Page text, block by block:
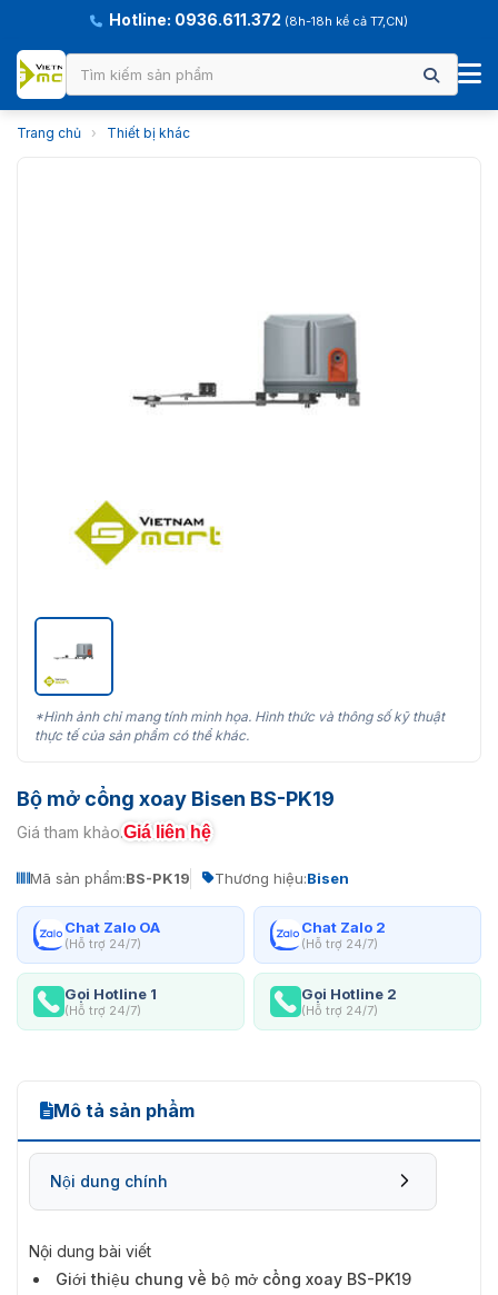
Hotline: 0936.611.372 (8h-18h kể cả T7,CN)
Trang chủ › Thiết bị khác
*Hình ảnh chỉ mang tính minh họa. Hình thức và thông số kỹ thuật
thực tế của sản phẩm có thể khác.
Bộ mở cổng xoay Bisen BS-PK19
Giá tham khảo:Giá liên hệ
Mã sản phẩm:BS-PK19 Thương hiệu:Bisen
Chat Zalo OA
(Hỗ trợ 24/7)
Chat Zalo 2
(Hỗ trợ 24/7)
Gọi Hotline 1
(Hỗ trợ 24/7)
Gọi Hotline 2
(Hỗ trợ 24/7)
Mô tả sản phẩm
Nội dung chính
Nội dung bài viết
Giới thiệu chung về bộ mở cổng xoay BS-PK19